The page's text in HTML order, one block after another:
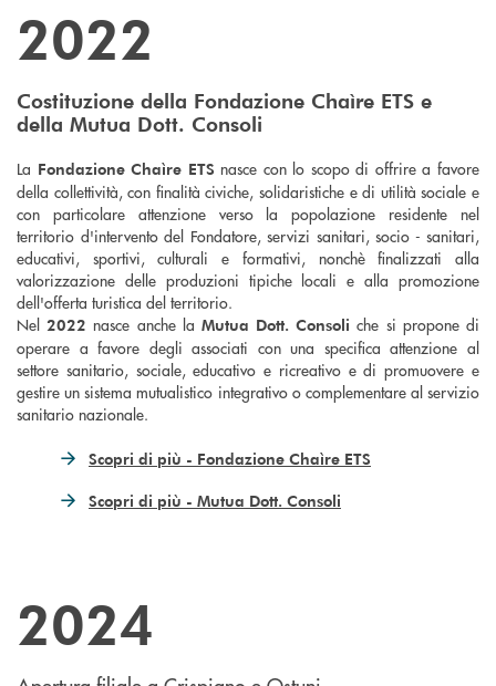
2022
Costituzione della Fondazione Chaìre ETS e
della Mutua Dott. Consoli
La Fondazione Chaìre ETSnasce con lo scopo di offrire a favore
della collettività, con finalità civiche, solidaristiche e di utilità sociale e
con particolare attenzione verso la popolazione residente nel
territorio d'intervento del Fondatore, servizi sanitari, socio - sanitari,
educativi, sportivi, culturali e formativi, nonchè finalizzati alla
valorizzazione delle produzioni tipiche locali e alla promozione
dell'offerta turistica del territorio.
Nel2022 nasce anche la Mutua Dott. Consoliche si propone di
operare a favore degli associati con una specifica attenzione al
settore sanitario, sociale, educativo e ricreativo e di promuovere e
gestire un sistema mutualistico integrativo o complementare al servizio
sanitario nazionale.
Scopri di più - Fondazione Chaìre ETS
Scopri di più - Mutua Dott. Consoli
2024